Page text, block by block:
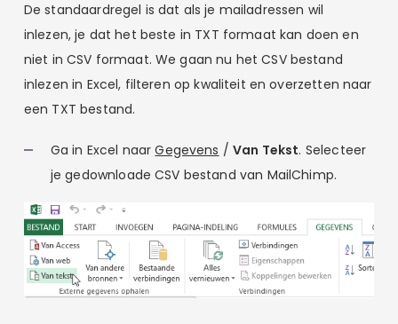
De standaardregel is dat als je mailadressen wil
inlezen, je dat het beste in TXT formaat kan doen en
niet in CSV formaat. We gaan nu het CSV bestand
inlezen in Excel, filteren op kwaliteit en overzetten naar
een TXT bestand.
Ga in Excel naarGegevens /Van Tekst. Selecteer
je gedownloade CSV bestand van MailChimp.